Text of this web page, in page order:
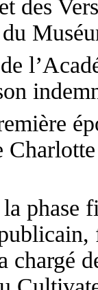
des
phase
chargé